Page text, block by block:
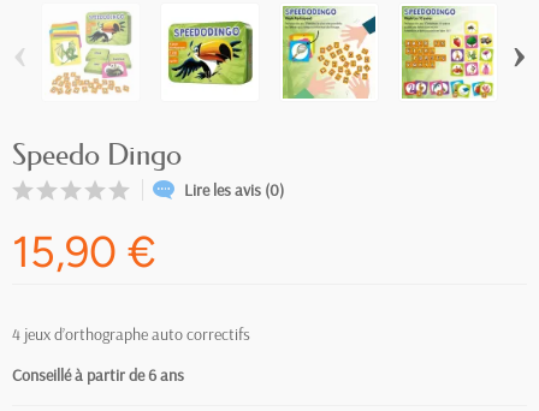
‹ ›
Speedo Dingo
Lire les avis (0)
15,90 €
4 jeux d’orthographe auto correctifs
Conseillé à partir de 6ans